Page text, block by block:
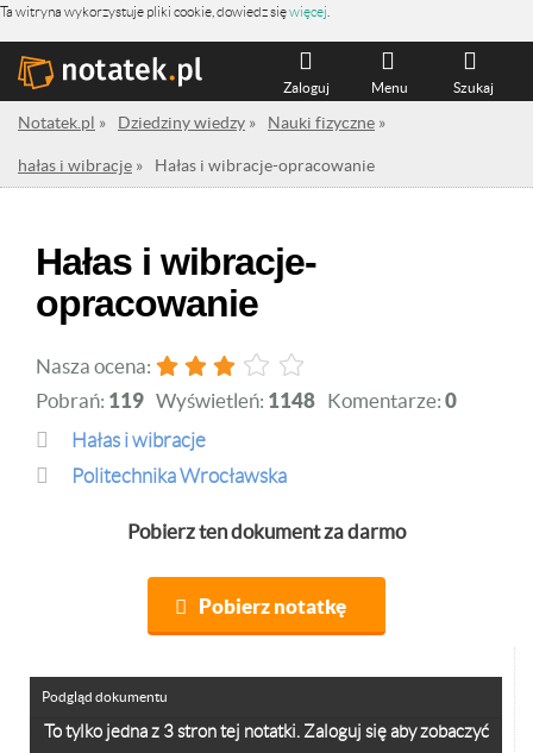
Ta witryna wykorzystuje pliki cookie, dowiedz sięwięcej
Szukaj
Menu
Zaloguj
Notatek.pl » Dziedziny wiedzy » Nauki fizyczne »
hałas i wibracje » Hałas i wibracje-opracowanie
Hałas i wibracje-
opracowanie
Nasza ocena:
Pobrań: 119 Wyświetleń: 1148 Komentarze: 0
hałas i wibracje
Politechnika Wrocławska
Pobierz ten dokument za darmo
Pobierz notatkę
To tylko jedna z 3 stron tej notatki. Zaloguj się aby zobaczyć
Podgląd dokumentu